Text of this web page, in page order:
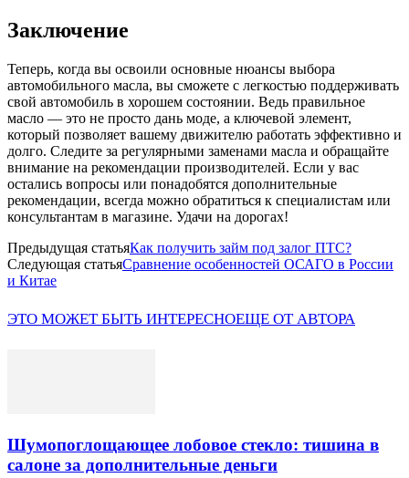
Заключение
Теперь, когда вы освоили основные нюансы выбора
автомобильного масла, вы сможете с легкостью поддерживать
свой автомобиль в хорошем состоянии. Ведь правильное
масло — это не просто дань моде, а ключевой элемент,
который позволяет вашему движителю работать эффективно и
долго. Следите за регулярными заменами масла и обращайте
внимание на рекомендации производителей. Если у вас
остались вопросы или понадобятся дополнительные
рекомендации, всегда можно обратиться к специалистам или
консультантам в магазине. Удачи на дорогах!
Предыдущая статьяКак получить займ под залог ПТС?
Следующая статьяСравнение особенностей ОСАГО в России
и Китае
ЭТО МОЖЕТ БЫТЬ ИНТЕРЕСНОЕЩЕ ОТ АВТОРА
Шумопоглощающее лобовое стекло: тишина в
салоне за дополнительные деньги